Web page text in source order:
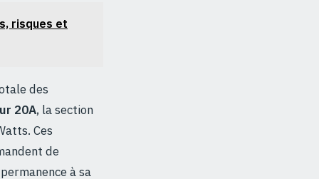
risques et
des
20A, la section
Ces
de
à sa